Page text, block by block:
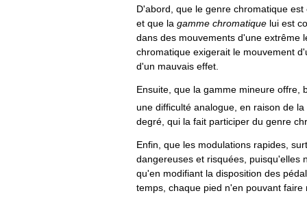
D'abord, que le genre chromatique
et que la gamme chromatique lui est
dans des mouvements d'une extrême
chromatique exigerait le mouvement
d'un mauvais effet.
Ensuite, que la gamme mineure offre,
une difficulté analogue, en raison de
degré, qui la fait participer du genre
Enfin, que les modulations rapides,
dangereuses et risquées, puisqu'elles
qu'en modifiant la disposition des
temps, chaque pied n'en pouvant